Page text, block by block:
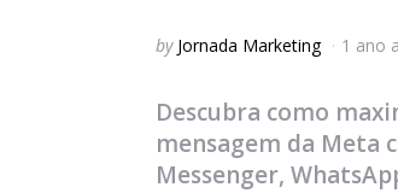
Posted
by Jornada Marketing 1 ano
Descubra como
mensagem da Meta
Messenger,